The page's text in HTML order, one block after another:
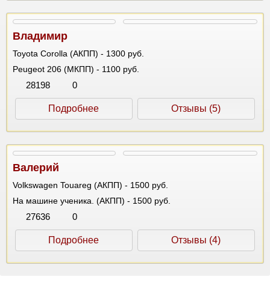
Владимир
Toyota Corolla (АКПП) - 1300 руб.
Peugeot 206 (МКПП) - 1100 руб.
28198 0
Подробнее Отзывы (5)
Валерий
Volkswagen Touareg (АКПП) - 1500 руб.
На машине ученика. (АКПП) - 1500 руб.
27636 0
Подробнее Отзывы (4)